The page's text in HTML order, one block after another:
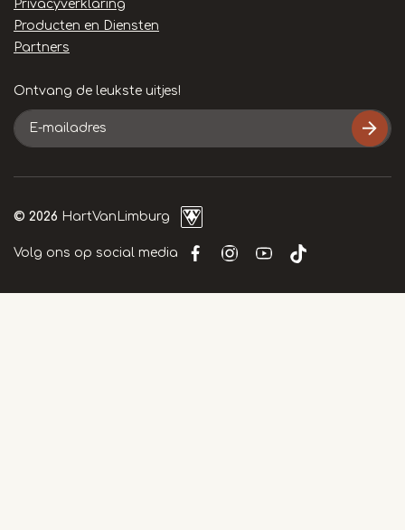
Privacyverklaring
Producten en Diensten
Partners
Ontvang de leukste uitjes!
E-
mailadres
© 2026 HartVanLimburg
Volg ons op social media